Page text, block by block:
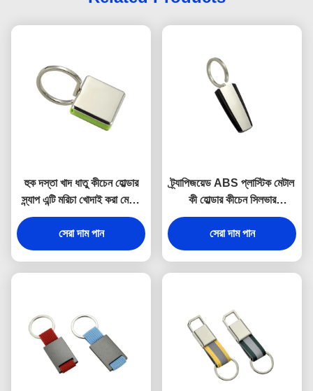
হুক দস্তা খাদ ধাতু কীচেন হোল্ডার
স্ন্যাপ এন্টি মরিচা খোদাই করা মেটাল
কীরিং
সেরা দাম পান
ট্র্যাপিজয়েড ABS প্লাস্টিক মেটাল
কী হোল্ডার কীচেন সিলভার
ইলেক্ট্রোপ্লেটিং
সেরা দাম পান